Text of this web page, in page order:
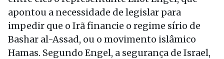
apontou a necessidade de legislar para
impedir que o Irã financie o regime sírio de
Bashar al-Assad, ou o movimento islâmico
Hamas. Segundo Engel, a segurança de Israel,